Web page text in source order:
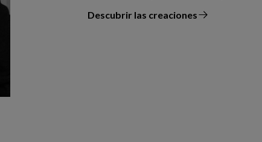
Descubrir las creaciones
el diseñador